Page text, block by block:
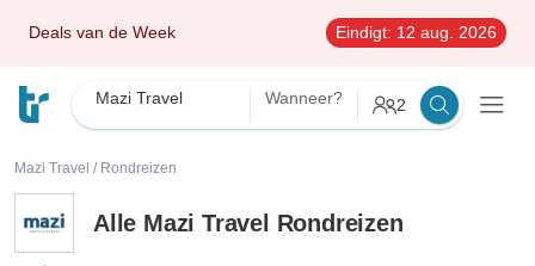
Deals van de Week Eindigt: 12 aug. 2026
Mazi Travel Wanneer? 2
Mazi Travel / Rondreizen
Alle Mazi Travel Rondreizen